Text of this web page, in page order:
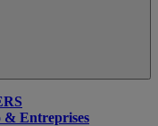
& Entreprises